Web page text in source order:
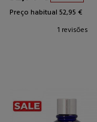
Preço habitual 52,95 €
1 revisões